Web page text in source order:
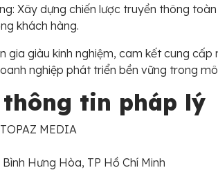
Xây dựng chiến lược truyền thông
khách hàng.
gia giàu kinh nghiệm, cam kết cung cấp
nghiệp phát triển bền vững trong
tin pháp lý
MEDIA
Hưng Hòa, TP Hồ Chí Minh